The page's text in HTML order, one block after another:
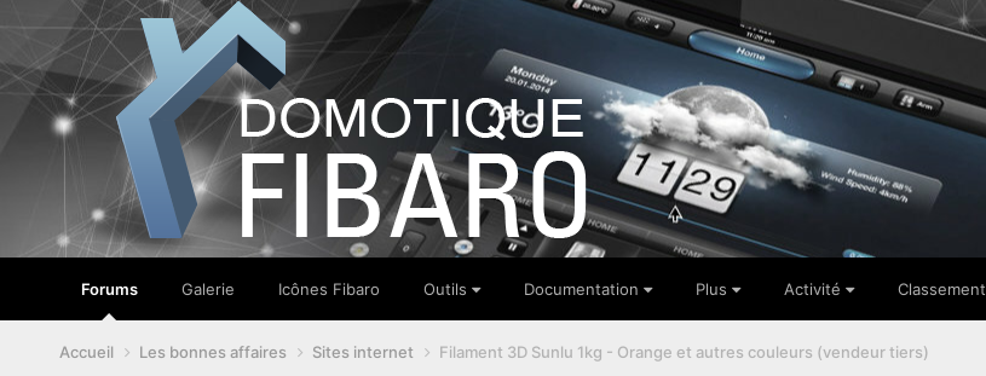
Forums Galerie Icônes Fibaro Outils Documentation Plus Activité Classement
Accueil Les bonnes affaires Sites internet Filament 3D Sunlu 1kg - Orange et autres couleurs (vendeur tiers)